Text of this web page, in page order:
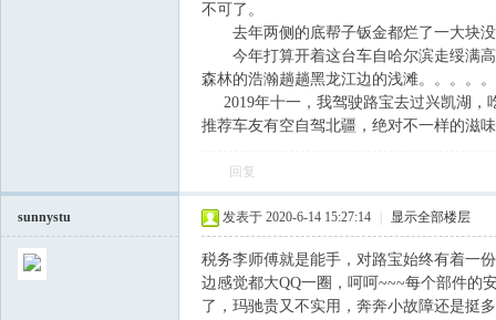
不可了。
去年两侧的底帮子钣金都烂了一大块没
今年打算开着这台车自哈尔滨走绥满高
森林的浩瀚趟趟黑龙江边的浅滩。。。。
2019年十一，我驾驶路宝去过兴凯湖，
推荐车友有空自驾北疆，绝对不一样的滋
回复
sunnystu 发表于 2020-6-14 15:27:14 显示全部楼层
税务李师傅就是能手，对路宝始终有着一
边感觉都大QQ一圈，呵呵~~~每个部件的
了，玛驰贵又不实用，奔奔小故障还是挺